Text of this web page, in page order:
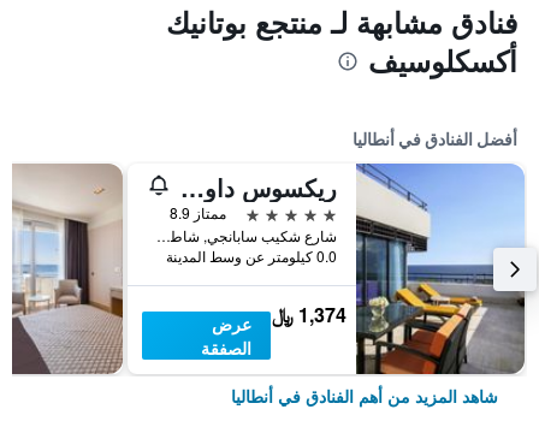
فنادق مشابهة لـ منتجع بوتانيك
أكسكلوسيف
أفضل الفنادق في أنطاليا
ريكسوس داون تاون أنطاليا - الوصول إلى أرض الأساطير
5 نجوم
ممتاز 8.9
شارع شكيب سابانجي, شاطئ كونيالتي, أنطاليا, تركيا
0.0 كيلومتر عن وسط المدينة
1,374 ﷼
عرض
الصفقة
شاهد المزيد من أهم الفنادق في أنطاليا